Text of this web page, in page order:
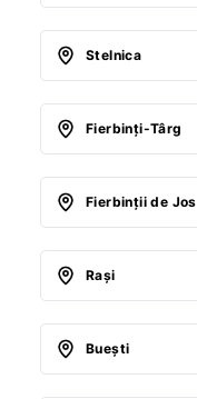
Stelnica
Fierbinţi-Târg
Fierbinţii de Jos
Raşi
Bueşti